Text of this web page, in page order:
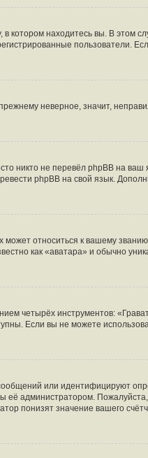
котором находитесь вы. В этом
пользователи.
неверное, значит,
никто не перевёл phpBB на
phpBB на свой язык.
относиться к вашему
как «аватара» и обычно
четырёх инструментов:
Если вы не можете
или идентифицируют
её администратором.
понизят значение вашего